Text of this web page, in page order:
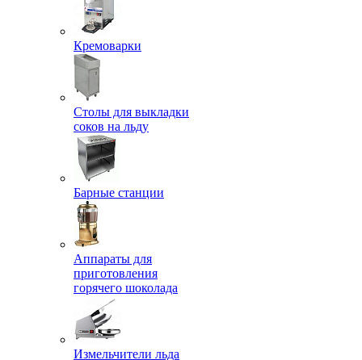
Кремоварки
Столы для выкладки
соков на льду
Барные станции
Аппараты для
приготовления
горячего шоколада
Измельчители льда